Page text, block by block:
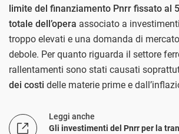
limite del finanziamento Pnrr fissato al
totale dell’opera associato a
troppo elevati e una domanda di
debole. Per quanto riguarda il settore
rallentamenti sono stati causati
dei costi delle materie prime e
Leggi anche
Gli investimenti del Pnrr per la